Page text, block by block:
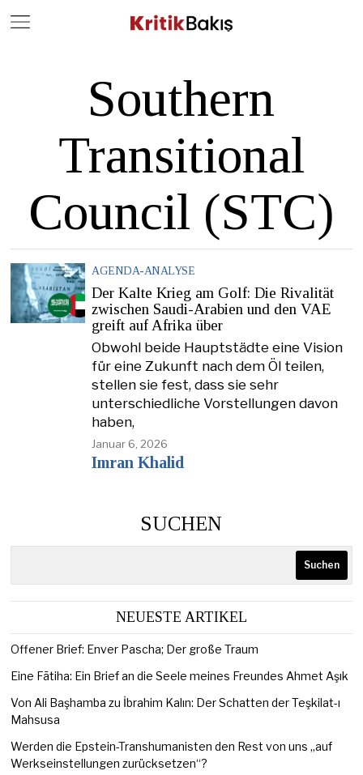
Southern
Transitional
Council (STC)
AGENDA-ANALYSE
Der Kalte Krieg am Golf: Die Rivalität
zwischen Saudi-Arabien und den VAE
greift auf Afrika über
Obwohl beide Hauptstädte eine Vision
für eine Zukunft nach dem Öl teilen,
stellen sie fest, dass sie sehr
unterschiedliche Vorstellungen davon
haben,
Januar 6, 2026
Imran Khalid
SUCHEN
Suchen
NEUESTE ARTIKEL
Offener Brief: Enver Pascha; Der große Traum
Eine Fātiha: Ein Brief an die Seele meines Freundes Ahmet Aşık
Von Ali Başhamba zu İbrahim Kalın: Der Schatten der Teşkilat-ı
Mahsusa
Werden die Epstein-Transhumanisten den Rest von uns „auf
Werkseinstellungen zurücksetzen“?